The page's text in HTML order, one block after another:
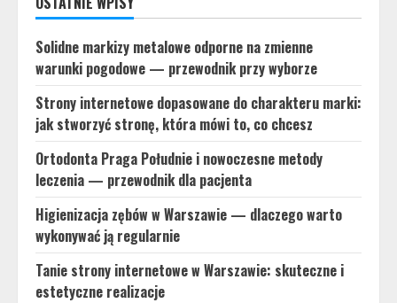
Solidne markizy metalowe odporne na zmienne
warunki pogodowe — przewodnik przy wyborze
Strony internetowe dopasowane do charakteru marki:
jak stworzyć stronę, która mówi to, co chcesz
Ortodonta Praga Południe i nowoczesne metody
leczenia — przewodnik dla pacjenta
Higienizacja zębów w Warszawie — dlaczego warto
wykonywać ją regularnie
Tanie strony internetowe w Warszawie: skuteczne i
estetyczne realizacje